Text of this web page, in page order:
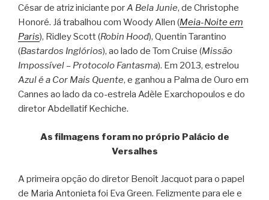
César de atriz iniciante porA Bela Junie, de Christophe
Honoré. Já trabalhou com Woody Allen (Meia-Noite em
Paris), Ridley Scott (Robin Hood), Quentin Tarantino
(Bastardos Inglórios), ao lado de Tom Cruise (Missão
Impossível – Protocolo Fantasma). Em 2013, estrelou
Azul é a Cor Mais Quente, e ganhou a Palma de Ouro em
Cannes ao lado da co-estrela Adèle Exarchopoulos e do
diretor Abdellatif Kechiche.
As filmagens foram no próprio Palácio de
Versalhes
A primeira opção do diretor Benoît Jacquot para o papel
de Maria Antonieta foi Eva Green. Felizmente para ele e